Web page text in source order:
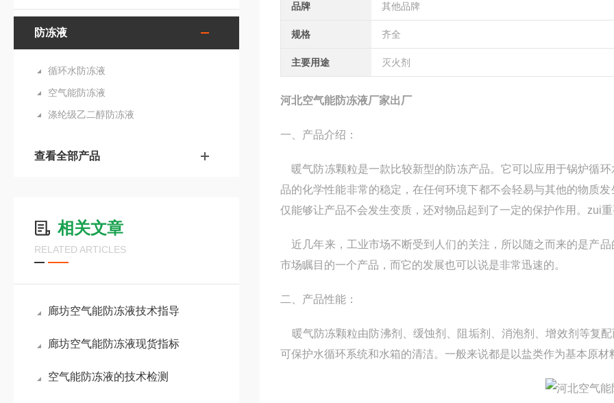
防冻液
循环水防冻液
空气能防冻液
涤纶级乙二醇防冻液
查看全部产品
相关文章
RELATED ARTICLES
廊坊空气能防冻液技术指导
廊坊空气能防冻液现货指标
空气能防冻液的技术检测
品牌 其他品牌
规格 齐全
主要用途 灭火剂
河北空气能防冻液厂家出厂
一、产品介绍：
暖气防冻颗粒是一款比较新型的防冻产品。它可以应用于锅炉循
品的化学性能非常的稳定，在任何环境下都不会轻易与其他的物质
仅能够让产品不会发生变质，还对物品起到了一定的保护作用。zui
近几年来，工业市场不断受到人们的关注，所以随之而来的是产
市场瞩目的一个产品，而它的发展也可以说是非常迅速的。
二、产品性能：
暖气防冻颗粒由防沸剂、缓蚀剂、阻垢剂、消泡剂、增效剂等复
可保护水循环系统和水箱的清洁。一般来说都是以盐类作为基本原